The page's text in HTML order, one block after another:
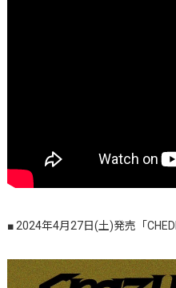
■ 2024年4月27日(土)発売「